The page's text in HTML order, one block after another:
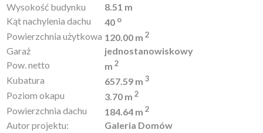
Wysokość budynku
8.51 m
Kąt nachylenia dachu
40 o
Powierzchnia użytkowa 120.00 m 2
Garaż
jednostanowiskowy
Pow. netto
m 2
Kubatura 657.59 m 3
Poziom okapu 3.70 m 2
Powierzchnia dachu 184.64 m 2
Autor projektu:
Galeria Domów